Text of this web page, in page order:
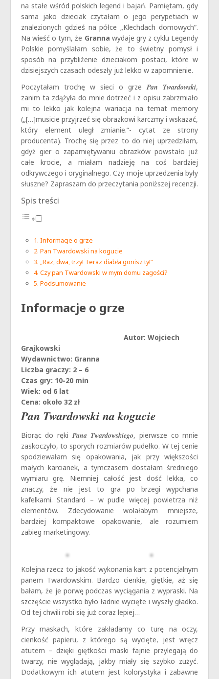
na stałe wśród polskich legend i bajań. Pamiętam, gdy
sama jako dzieciak czytałam o jego perypetiach w
znalezionych gdzieś na półce „Klechdach domowych”.
Na wieść o tym, że Granna wydaje gry z cyklu Legendy
Polskie pomyślałam sobie, że to świetny pomysł i
sposób na przybliżenie dzieciakom postaci, które w
dzisiejszych czasach odeszły już lekko w zapomnienie.
Poczytałam trochę w sieci o grzePan Twardowski,
zanim ta zdążyła do mnie dotrzeć i z opisu zabrzmiało
mi to lekko jak kolejna wariacja na temat memory
(„[…]musicie przyjrzeć się obrazkowi karczmy i wskazać,
który element uległ zmianie.”- cytat ze strony
producenta). Trochę się przez to do niej uprzedziłam,
gdyż gier o zapamiętywaniu obrazków powstało już
całe krocie, a miałam nadzieję na coś bardziej
odkrywczego i oryginalnego. Czy moje uprzedzenia były
słuszne? Zapraszam do przeczytania poniższej recenzji.
Spis treści
Informacje o grze
Pan Twardowski na kogucie
„Raz, dwa, trzy! Teraz diabła gonisz ty!”
Czy pan Twardowski w mym domu zagości?
Podsumowanie
Informacje o grze
Autor: Wojciech
Grajkowski
Wydawnictwo: Granna
Liczba graczy: 2 – 6
Czas gry: 10-20 min
Wiek: od 6 lat
Cena: około 32 zł
Pan Twardowski na kogucie
Biorąc do rękiPana Twardowskiego, pierwsze co mnie
zaskoczyło, to sporych rozmiarów pudełko. W tej cenie
spodziewałam się opakowania, jak przy większości
małych karcianek, a tymczasem dostałam średniego
wymiaru grę. Niemniej całość jest dość lekka, co
znaczy, że nie jest to gra po brzegi wypchana
kafelkami. Standard – w pudle więcej powietrza niż
elementów. Zdecydowanie wolałabym mniejsze,
bardziej kompaktowe opakowanie, ale rozumiem
zabieg marketingowy.
Kolejna rzecz to jakość wykonania kart z potencjalnym
panem Twardowskim. Bardzo cienkie, giętkie, aż się
bałam, że je porwę podczas wyciągania z wypraski. Na
szczęście wszystko było ładnie wycięte i wyszły gładko.
Od tej chwili robi się już coraz lepiej…
Przy maskach, które zakładamy co turę na oczy,
cienkość papieru, z którego są wycięte, jest wręcz
atutem – dzięki giętkości maski fajnie przylegają do
twarzy, nie wyglądają, jakby miały się szybko zużyć.
Dodatkowym ich atutem jest kolorystyka i zabawne